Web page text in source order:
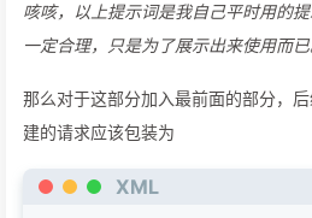
咳咳，以上提示词是我自己平时用的
一定合理，只是为了展示出来使用而已
那么对于这部分加入最前面的部分，
建的请求应该包装为
XML